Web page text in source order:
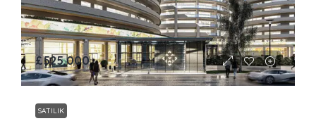
£525,000
SATILIK